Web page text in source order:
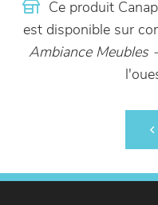
Ce produit
est disponible sur
Ambiance Meubles